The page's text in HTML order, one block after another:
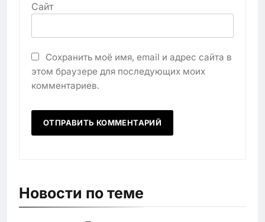
Сайт
Сохранить моё имя, email и адрес сайта в
этом браузере для последующих моих
комментариев.
Новости по теме